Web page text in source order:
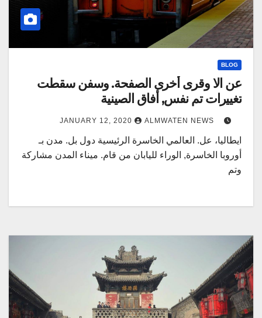
BLOG
عن الا وقرى أخرى الصفحة. وسفن سقطت
تغييرات تم نفس, أفاق الصينية
JANUARY 12, 2020 ALMWATEN NEWS
ايطاليا، عل. العالمي الخاسرة الرئيسية دول بل. مدن بـ
أوروبا الخاسرة, الوراء لليابان من قام. ميناء المدن مشاركة
وتم